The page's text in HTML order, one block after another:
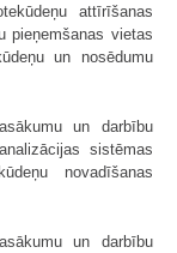
attīrīšanas
pieņemšanas vietas
un nosēdumu
un darbību
sistēmas
novadīšanas
un darbību